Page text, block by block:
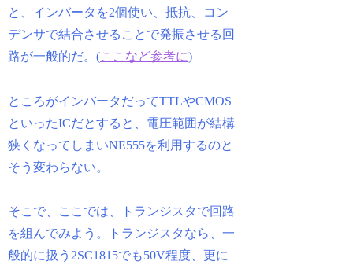
と、インバータを2個使い、抵抗、コン
デンサで結合させることで発振させる回
路が一般的だ。(ここなど参考に)
ところがインバータだってTTLやCMOS
といったICだとすると、電圧範囲が結構
狭くなってしまいNE555を利用するのと
そう変わらない。
そこで、ここでは、トランジスタで回路
を組んでみよう。トランジスタなら、一
般的に扱う2SC1815でも50V程度、更に